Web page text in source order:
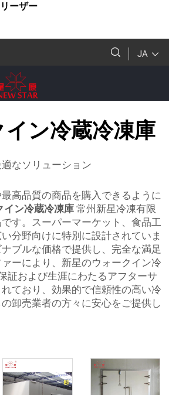
ーザー
JA
イン冷蔵冷凍庫
なソリューション
高品質の商品を購入できるように
イン冷蔵冷凍庫 常州新星冷凍有限
す。スーパーマーケット、食品工
分野向けに特別に設計されていま
ブルな価格で提供し、完全な満足
ーにより、新星のウォークイン冷
証および生涯にわたるアフターサ
ており、効果的で信頼性の高い冷
卸売業者の方々に安心をご提供し